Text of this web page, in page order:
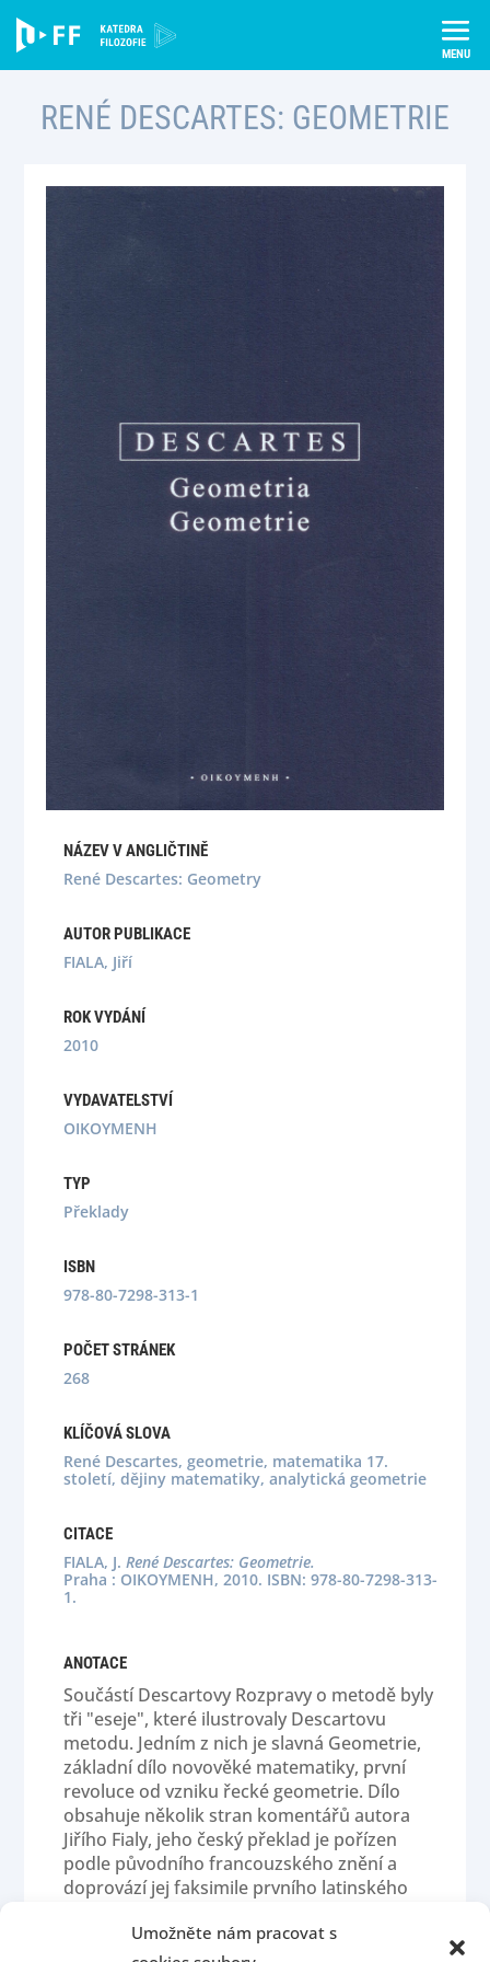
content
Umožněte nám pracovat s
Publikace
RENÉ DESCARTES: GEOMETRIE
NÁZEV V ANGLIČTINĚ
René Descartes: Geometry
AUTOR PUBLIKACE
FIALA, Jiří
ROK VYDÁNÍ
2010
VYDAVATELSTVÍ
OIKOYMENH
TYP
Překlady
ISBN
978-80-7298-313-1
POČET STRÁNEK
268
KLÍČOVÁ SLOVA
René Descartes, geometrie, matematika 17.
století, dějiny matematiky, analytická geometrie
CITACE
FIALA, J. René Descartes: Geometrie.
Praha : OIKOYMENH, 2010. ISBN: 978-80-7298-313-
1.
ANOTACE
Součástí Descartovy Rozpravy o metodě byly
tři "eseje", které ilus­trovaly Descartovu
metodu. Jedním z nich je slavná Geometrie,
zá­kladní dílo novověké matematiky, první
revoluce od vzniku řecké geometrie. Dílo
obsahuje několik stran komentářů autora
Jiřího Fialy, jeho český překlad je pořízen
podle původního fran­couzského znění a
doprovází jej faksimile prvního latinského